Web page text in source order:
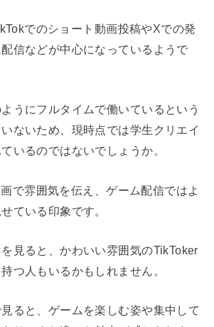
でのショート動画投稿やXでの発
信などが中心になっているようで
うにフルタイムで働いているという
ないため、現時点では学生クリエイ
いるのではないでしょうか。
で雰囲気を伝え、ゲーム配信ではよ
ている印象です。
見ると、かわいい雰囲気のTikToker
つ人もいるかもしれません。
ると、ゲームを楽しむ姿や集中して